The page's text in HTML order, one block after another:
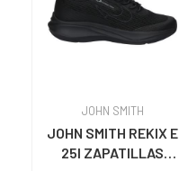
JOHN SMITH
JOHN SMITH REKIX E
25I ZAPATILLAS